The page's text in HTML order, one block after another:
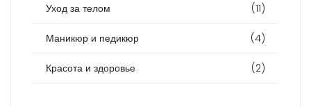
Уход за телом (11)
Маникюр и педикюр (4)
Красота и здоровье (2)